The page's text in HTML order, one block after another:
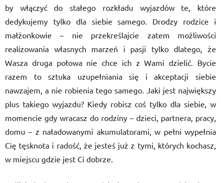
by włączyćdo stałego rozkładu wyjazdów te, które
dedykujemy tylko dla siebie samego. Drodzy rodzice i
małżonkowie – nie przekreślajcie zatem możliwości
realizowania własnych marzeń i pasji tylko dlatego, że
Wasza druga połowa nie chce ich z Wami dzielić. Bycie
razem to sztuka uzupełniania się i akceptacji siebie
nawzajem, a nie robienia tego samego. Jaki jest największy
plus takiego wyjazdu? Kiedy robisz coś tylko dla siebie, w
momencie gdy wracasz do rodziny – dzieci, partnera, pracy,
domu – z naładowanymi akumulatorami, w pełni wypełnia
Cię tęsknota i radość, że jesteś już z tymi, których kochasz,
w miejscu gdzie jest Ci dobrze.